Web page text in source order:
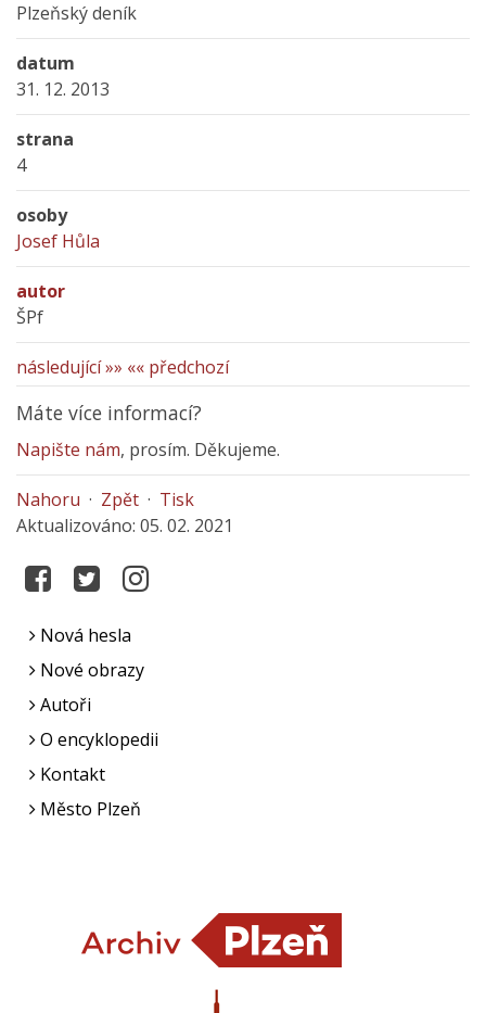
Plzeňský deník
datum
31. 12. 2013
strana
4
osoby
Josef Hůla
autor
ŠPf
následující »» «« předchozí
Máte více informací?
Napište nám, prosím. Děkujeme.
Nahoru · Zpět · Tisk
Aktualizováno: 05. 02. 2021
Nová hesla
Nové obrazy
Autoři
O encyklopedii
Kontakt
Město Plzeň